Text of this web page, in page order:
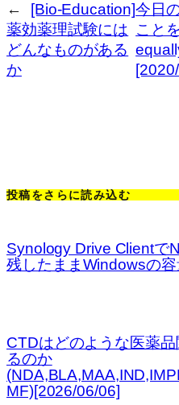
←
[Bio-Education]
薬効薬理試験には
どんなものがある
か
今日
こと
投稿をさらに読み込む
Synology Drive Clientで
残したままWindowsの
CTDはどのような医薬
るのか
MF)[2026/06/06]